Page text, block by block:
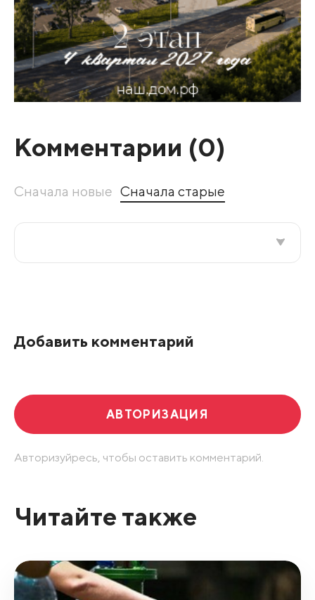
Комментарии (0)
Сначала новые Сначала старые
Добавить комментарий
АВТОРИЗАЦИЯ
Авторизуйресь, чтобы оставить комментарий.
Читайте также